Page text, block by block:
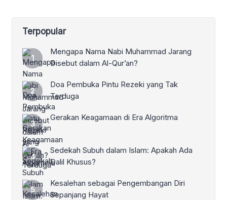
Terpopular
Mengapa Nama Nabi Muhammad Jarang
Disebut dalam Al-Qur’an?
Doa Pembuka Pintu Rezeki yang Tak
Terduga
Gerakan Keagamaan di Era Algoritma
Sedekah Subuh dalam Islam: Apakah Ada
Dalil Khusus?
Kesalehan sebagai Pengembangan Diri
Sepanjang Hayat